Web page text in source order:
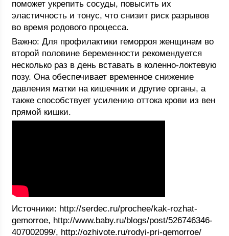
поможет укрепить сосуды, повысить их
эластичность и тонус, что снизит риск разрывов
во время родового процесса.
Важно: Для профилактики геморроя женщинам во
второй половине беременности рекомендуется
несколько раз в день вставать в коленно-локтевую
позу. Она обеспечивает временное снижение
давления матки на кишечник и другие органы, а
также способствует усилению оттока крови из вен
прямой кишки.
Источники: http://serdec.ru/prochee/kak-rozhat-
gemorroe, http://www.baby.ru/blogs/post/526746346-
407002099/, http://ozhivote.ru/rodyi-pri-gemorroe/